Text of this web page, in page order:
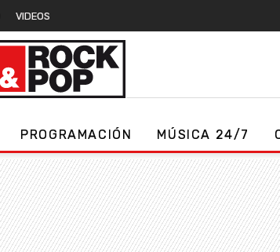
VIDEOS
PROGRAMACIÓN MÚSICA 24/7